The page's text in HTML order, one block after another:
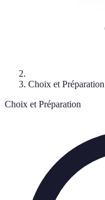
Choix et Préparation
Choix et Préparation